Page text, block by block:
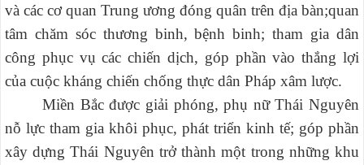
và các cơ quan Trung ương đóng quân trên địa bàn;quan
tâm chăm sóc thương binh, bệnh binh; tham gia dân
công phục vụ các chiến dịch, góp phần vào thắng lợi
của cuộc kháng chiến chống thực dân Pháp xâm lược.
Miền Bắc được giải phóng, phụ nữ Thái Nguyên
nỗ lực tham gia khôi phục, phát triển kinh tế; góp phần
xây dựng Thái Nguyên trở thành một trong những khu